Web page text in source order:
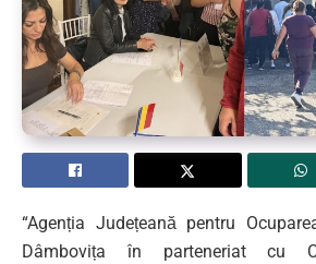
“Agenția Județeană pentru
Dâmbovița în parteneriat cu